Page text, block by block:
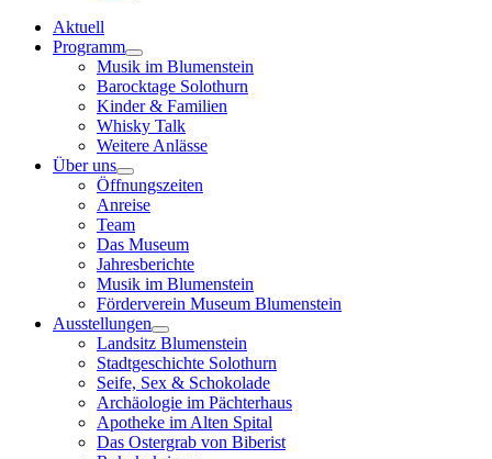
Aktuell
Programm
Musik im Blumenstein
Barocktage Solothurn
Kinder & Familien
Whisky Talk
Weitere Anlässe
Über uns
Öffnungszeiten
Anreise
Team
Das Museum
Jahresberichte
Musik im Blumenstein
Förderverein Museum Blumenstein
Ausstellungen
Landsitz Blumenstein
Stadtgeschichte Solothurn
Seife, Sex & Schokolade
Archäologie im Pächterhaus
Apotheke im Alten Spital
Das Ostergrab von Biberist